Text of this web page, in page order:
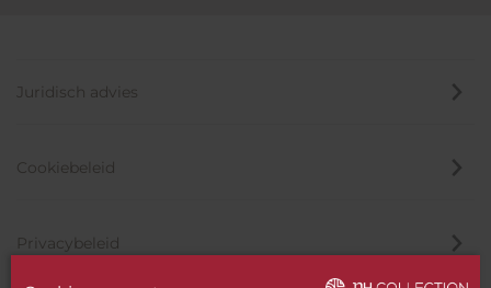
Juridisch advies
Cookiebeleid
Privacybeleid